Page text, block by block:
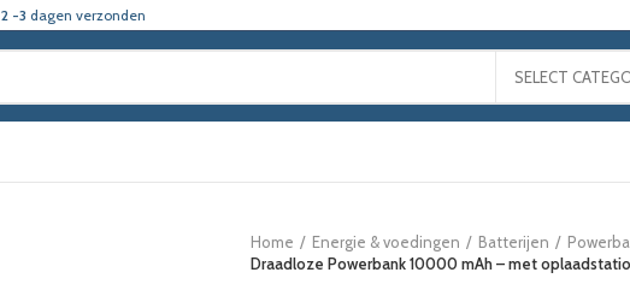
2 -3 dagen verzonden
SELECT
Home Energie & voedingen Batterijen
Draadloze Powerbank 10000 mAh – met